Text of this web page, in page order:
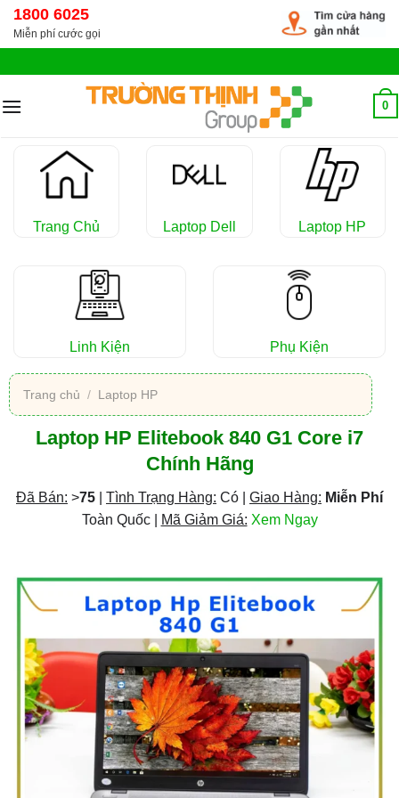
Chuyển
đến
dung
1800 6025
Miễn phí cước gọi
0
Trang Chủ Laptop Dell Laptop HP
Linh Kiện Phụ Kiện
Trang chủ / Laptop HP
Laptop HP Elitebook 840 G1 Core i7
Chính Hãng
Đã Bán: >75 Tình Trạng Hàng: Có | Giao Hàng: Miễn Phí
Toàn Quốc |
Mã Giảm Giá: Xem Ngay